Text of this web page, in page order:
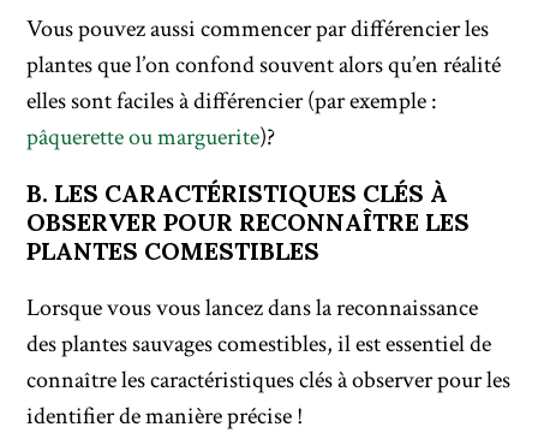
Vous pouvez aussi commencer par différencier les
plantes que l’on confond souvent alors qu’en réalité
elles sont faciles à différencier (par exemple :
pâquerette ou marguerite)?
B. LES CARACTÉRISTIQUES CLÉS À
OBSERVER POUR RECONNAÎTRE LES
PLANTES COMESTIBLES
Lorsque vous vous lancez dans la reconnaissance
des plantes sauvages comestibles, il est essentiel de
connaître les caractéristiques clés à observer pour les
identifier de manière précise !